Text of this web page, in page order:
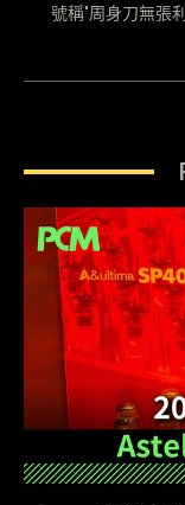
號稱"周身刀無張